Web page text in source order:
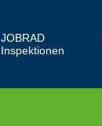
JOBRAD
Inspektionen